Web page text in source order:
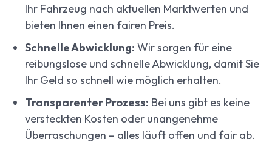
Ihr Fahrzeug nach aktuellen Marktwerten und
bieten Ihnen einen fairen Preis.
Schnelle Abwicklung: Wir sorgen für eine
reibungslose und schnelle Abwicklung, damit Sie
Ihr Geld so schnell wie möglich erhalten.
Transparenter Prozess: Bei uns gibt es keine
versteckten Kosten oder unangenehme
Überraschungen – alles läuft offen und fair ab.